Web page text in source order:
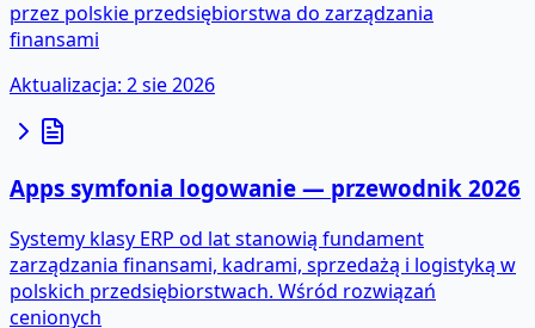
przez polskie przedsiębiorstwa do zarządzania
finansami
Aktualizacja: 2 sie 2026
Apps symfonia logowanie — przewodnik 2026
Systemy klasy ERP od lat stanowią fundament
zarządzania finansami, kadrami, sprzedażą i logistyką w
polskich przedsiębiorstwach. Wśród rozwiązań
cenionych